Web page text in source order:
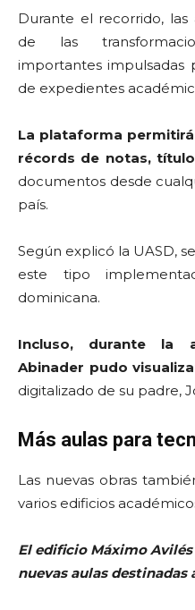
Durante el recorrido, las
de las
importantes impulsadas
de expedientes
La plataforma
récords de notas,
documentos desde
país.
Según explicó la UASD,
este tipo
dominicana.
Incluso, durante la
Abinader pudo
digitalizado de su padre,
Más aulas para
Las nuevas obras
varios edificios
El edificio Máximo
nuevas aulas destinadas